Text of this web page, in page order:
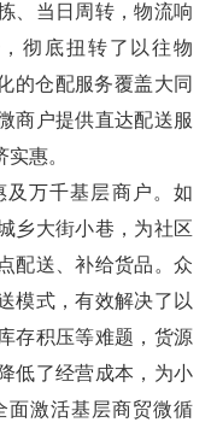
、当日周转，物流响
彻底扭转了以往物
的仓配服务覆盖大同
商户提供直达配送服
惠。
万千基层商户。如
乡大街小巷，为社区
配送、补给货品。众
模式，有效解决了以
存积压等难题，货源
低了经营成本，为小
面激活基层商贸微循